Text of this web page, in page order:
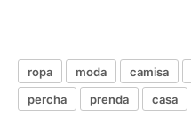
ropa moda camisa
percha
prenda casa